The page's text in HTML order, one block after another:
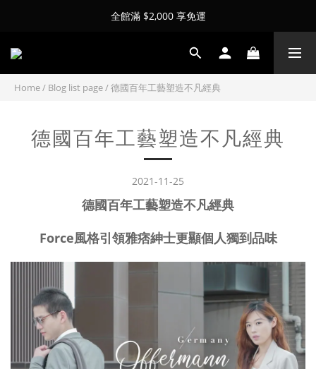
全館滿 $2,000 享免運
Home/ Blog list page/德國百年工藝塑造不凡經典
德國百年工藝塑造不凡經典
2021-11-25
德國百年工藝塑造不凡經典
Force風格引領雅痞紳士更顯個人獨到品味